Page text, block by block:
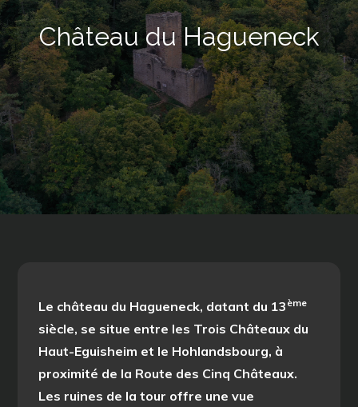
Château du Hagueneck
Le château du Hagueneck, datant du 13 ème
siècle, se situe entre les Trois Châteaux du
Haut-Eguisheim et le Hohlandsbourg, à
proximité de la Route des Cinq Châteaux.
Les ruines de la tour offre une vue